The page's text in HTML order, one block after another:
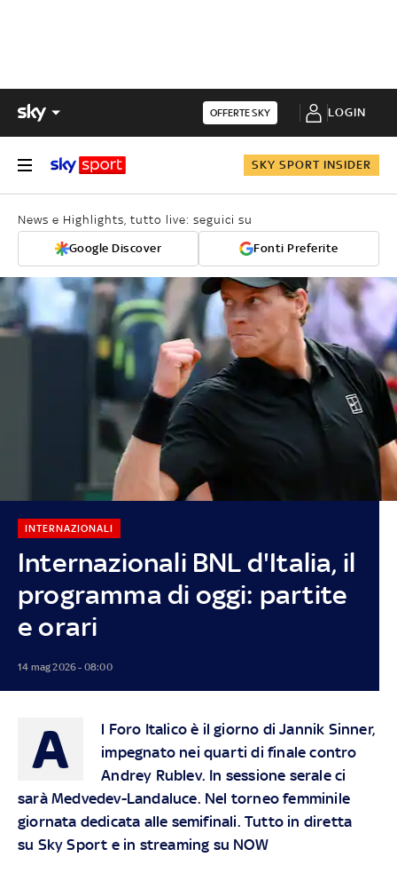
OFFERTE SKY LOGIN
SKY SPORT INSIDER
News e Highlights, tutto live: seguici su
Google Discover Fonti Preferite
Internazionali BNL d'Italia, il
programma di oggi: partite
e orari
INTERNAZIONALI
14 mag 2026 - 08:00
A
l Foro Italico è il giorno di Jannik Sinner,
impegnato nei quarti di finale contro
Andrey Rublev. In sessione serale ci
sarà Medvedev-Landaluce. Nel torneo femminile
giornata dedicata alle semifinali. Tutto in diretta
su Sky Sport e in streaming su NOW